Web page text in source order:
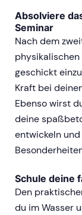
Absolviere
Seminar
Nach dem
geschickt
Kraft bei
Ebenso wirst
deine
entwickeln
Schule deine
Den
du im Wasser